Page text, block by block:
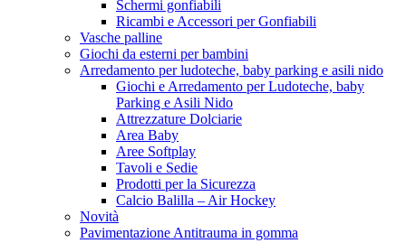
Schermi gonfiabili
Ricambi e Accessori per Gonfiabili
Vasche palline
Giochi da esterni per bambini
Arredamento per ludoteche, baby parking e asili nido
Giochi e Arredamento per Ludoteche, baby
Parking e Asili Nido
Attrezzature Dolciarie
Area Baby
Aree Softplay
Tavoli e Sedie
Prodotti per la Sicurezza
Calcio Balilla – Air Hockey
Novità
Pavimentazione Antitrauma in gomma